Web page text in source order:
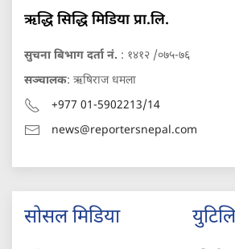
ऋद्धि सिद्धि मिडिया प्रा.लि.
सुचना बिभाग दर्ता नं. : १४१२ /०७५-७६
सञ्चालक: ऋषिराज धमला
+977 01-5902213/14
news@reportersnepal.com
सोसल मिडिया